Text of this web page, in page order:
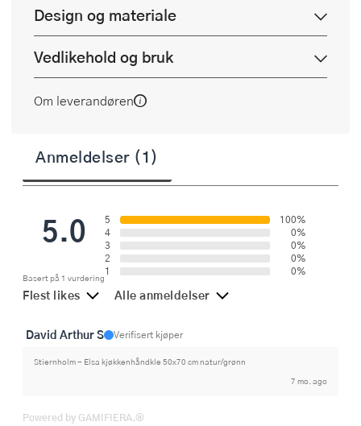
Design og materiale
Vedlikehold og bruk
Om leverandøren
Anmeldelser (1)
5.0
Basert på 1 vurdering
5
100%
4
0%
3
0%
2
0%
1
0%
Flest likes Alle anmeldelser
David Arthur S Verifisert kjøper
Stiernholm - Elsa kjøkkenhåndkle 50x70 cm natur/grønn
7 mo. ago
Powered by GAMIFIERA.®